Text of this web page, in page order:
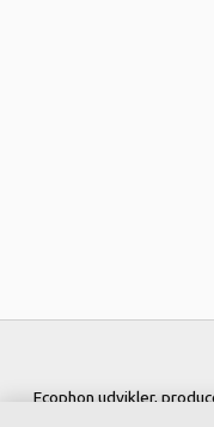
Ecophon udvikler,